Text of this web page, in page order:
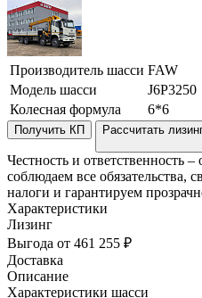
Производитель шасси FAW
Модель шасси
J6P3250
Колесная формула
6*6
Получить КП Рассчитать
Честность и ответственность
соблюдаем все обязательства,
налоги и гарантируем
Характеристики
Лизинг
Выгода от 461 255 ₽
Доставка
Описание
Характеристики шасси